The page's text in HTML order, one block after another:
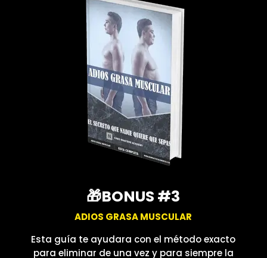
🎁BONUS #3
ADIOS GRASA MUSCULAR
Esta guía te ayudara con el método exacto
para eliminar de una vez y para siempre la